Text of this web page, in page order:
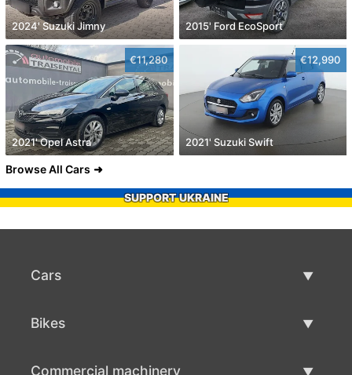
2024' Suzuki Jimny 2015' Ford EcoSport
€11,280
2021' Opel Astra
€12,990
2021' Suzuki Swift
Browse All Cars
SUPPORT UKRAINE
Cars
Bikes
Commercial machinery